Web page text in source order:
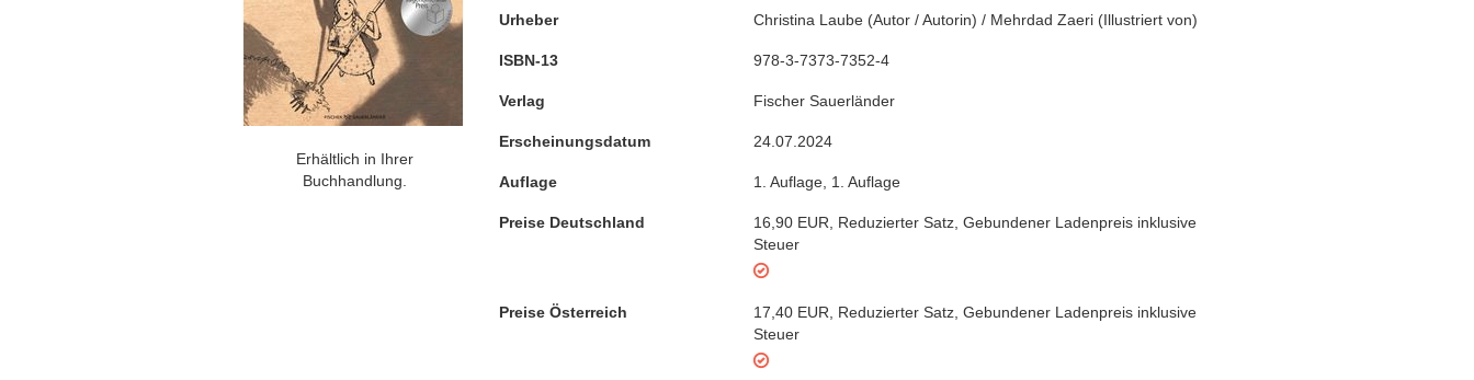
Erhältlich in Ihrer
Buchhandlung.
Urheber Christina Laube (Autor / Autorin) / Mehrdad Zaeri (Illustriert von)
ISBN-13 978-3-7373-7352-4
Verlag Fischer Sauerländer
Erscheinungsdatum 24.07.2024
Auflage 1. Auflage 1. Auflage
Preise Deutschland 16,90 EUR Reduzierter Satz Gebundener Ladenpreis inklusive
Steuer
Preise Österreich 17,40 EUR Reduzierter Satz Gebundener Ladenpreis inklusive
Steuer